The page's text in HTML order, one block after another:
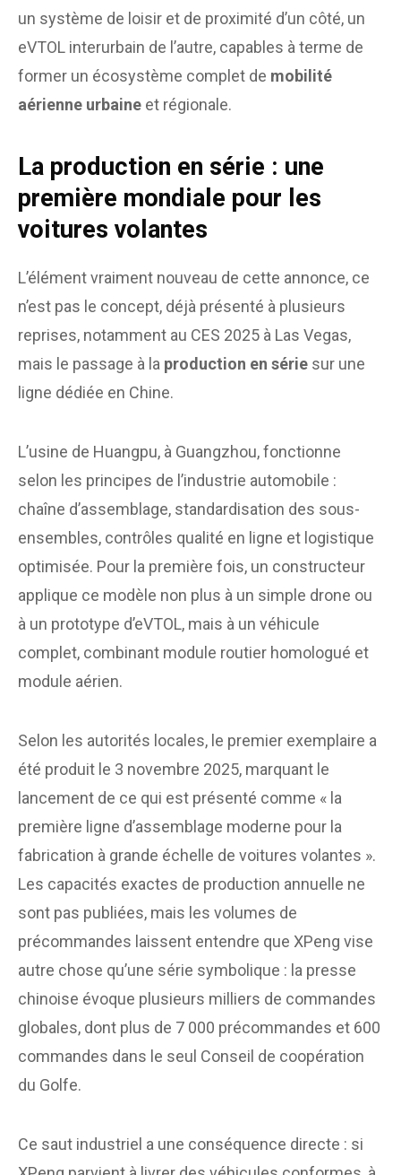
un système de loisir et de proximité d’un côté, un
eVTOL interurbain de l’autre, capables à terme de
former un écosystème complet de mobilité
aérienne urbaine et régionale.
La production en série : une
première mondiale pour les
voitures volantes
L’élément vraiment nouveau de cette annonce, ce
n’est pas le concept, déjà présenté à plusieurs
reprises, notamment au CES 2025 à Las Vegas,
mais le passage à la production en série sur une
ligne dédiée en Chine.
L’usine de Huangpu, à Guangzhou, fonctionne
selon les principes de l’industrie automobile :
chaîne d’assemblage, standardisation des sous-
ensembles, contrôles qualité en ligne et logistique
optimisée. Pour la première fois, un constructeur
applique ce modèle non plus à un simple drone ou
à un prototype d’eVTOL, mais à un véhicule
complet, combinant module routier homologué et
module aérien.
Selon les autorités locales, le premier exemplaire a
été produit le 3 novembre 2025, marquant le
lancement de ce qui est présenté comme « la
première ligne d’assemblage moderne pour la
fabrication à grande échelle de voitures volantes ».
Les capacités exactes de production annuelle ne
sont pas publiées, mais les volumes de
précommandes laissent entendre que XPeng vise
autre chose qu’une série symbolique : la presse
chinoise évoque plusieurs milliers de commandes
globales, dont plus de 7 000 précommandes et 600
commandes dans le seul Conseil de coopération
du Golfe.
Ce saut industriel a une conséquence directe : si